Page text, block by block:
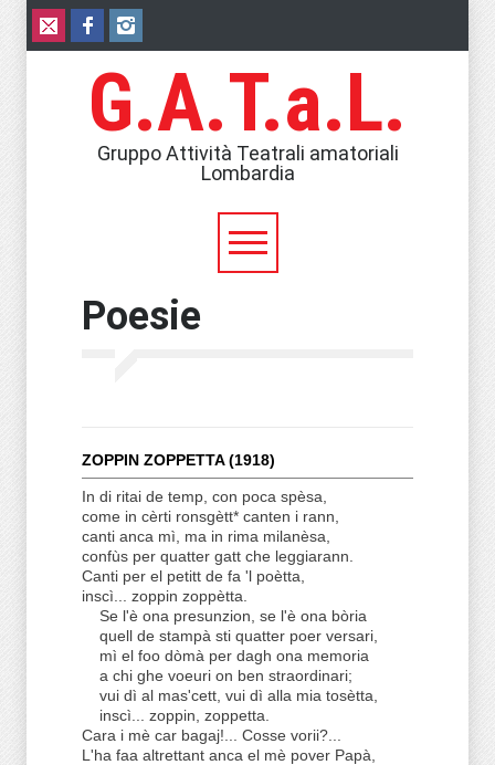
G.A.T.a.L.
Gruppo Attività Teatrali amatoriali
Lombardia
Poesie
ZOPPIN ZOPPETTA (1918)
In di ritai de temp, con poca spèsa,
come in cèrti ronsgètt* canten i rann,
canti anca mì, ma in rima milanèsa,
confùs per quatter gatt che leggiarann.
Canti per el petitt de fa 'l poètta,
inscì... zoppin zoppètta.
Se l'è ona presunzion, se l'è ona bòria
quell de stampà sti quatter poer versari,
mì el foo dòmà per dagh ona memoria
a chi ghe voeuri on ben straordinari;
vui dì al mas'cett, vui dì alla mia tosètta,
inscì... zoppin, zoppetta.
Cara i mè car bagaj!... Cosse vorii?...
L'ha faa altrettant anca el mè pover Papà,